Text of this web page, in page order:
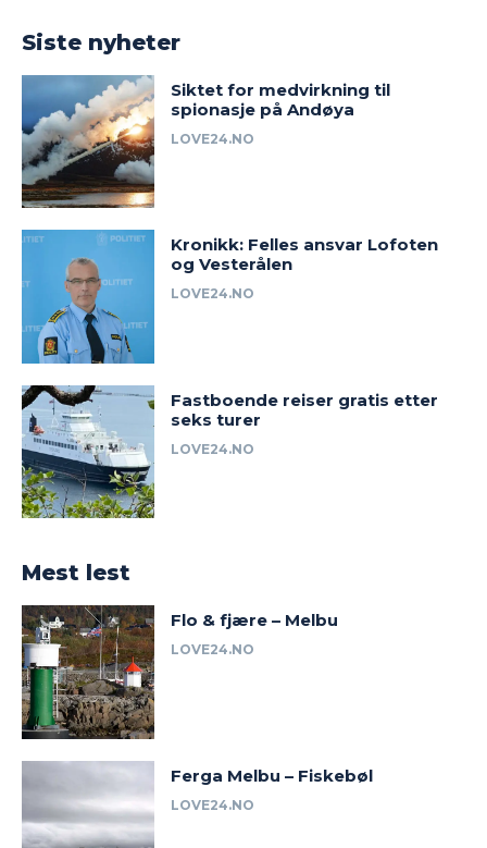
Siste nyheter
Siktet for medvirkning til
spionasje på Andøya
LOVE24.NO
Kronikk: Felles ansvar Lofoten
og Vesterålen
LOVE24.NO
Fastboende reiser gratis etter
seks turer
LOVE24.NO
Mest lest
Flo & fjære – Melbu
LOVE24.NO
Ferga Melbu – Fiskebøl
LOVE24.NO